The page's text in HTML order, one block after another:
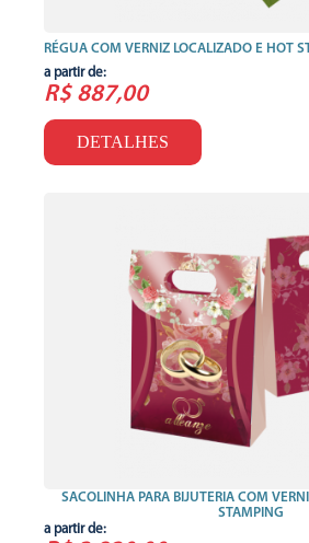
RÉGUA COM VERNIZ LOCALIZADO E HOT
a partir de:
R$ 887,00
DETALHES
SACOLINHA PARA BIJUTERIA COM
STAMPING
a partir de: